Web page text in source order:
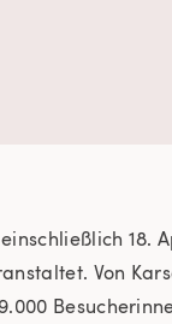
18.
Von